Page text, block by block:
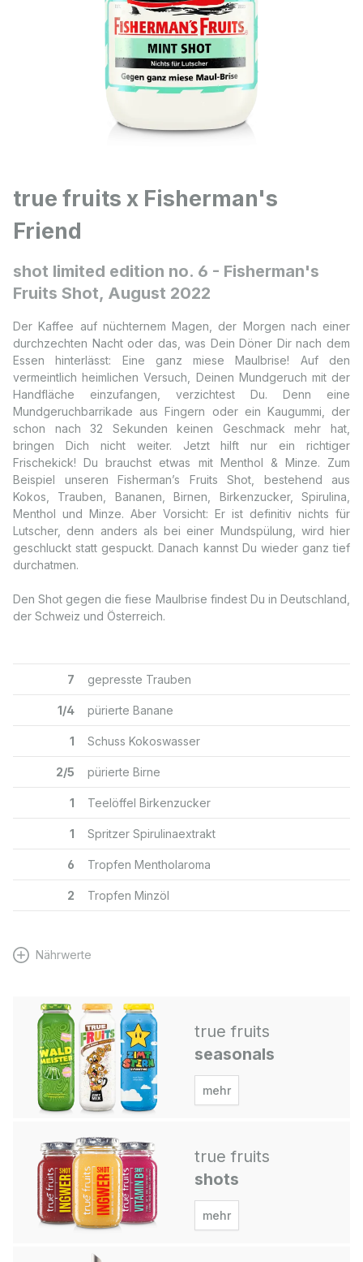
true fruits x Fisherman's
Friend
shot limited edition no. 6 - Fisherman's
Fruits Shot, August 2022
Der Kaffee auf nüchternem Magen, der Morgen nach einer
durchzechten Nacht oder das, was Dein Döner Dir nach dem
Essen hinterlässt: Eine ganz miese Maulbrise! Auf den
vermeintlich heimlichen Versuch, Deinen Mundgeruch mit der
Handfläche einzufangen, verzichtest Du. Denn eine
Mundgeruchbarrikade aus Fingern oder ein Kaugummi, der
schon nach 32 Sekunden keinen Geschmack mehr hat,
bringen Dich nicht weiter. Jetzt hilft nur ein richtiger
Frischekick! Du brauchst etwas mit Menthol & Minze. Zum
Beispiel unseren Fisherman’s Fruits Shot, bestehend aus
Kokos, Trauben, Bananen, Birnen, Birkenzucker, Spirulina,
Menthol und Minze. Aber Vorsicht: Er ist definitiv nichts für
Lutscher, denn anders als bei einer Mundspülung, wird hier
geschluckt statt gespuckt. Danach kannst Du wieder ganz tief
durchatmen.
Den Shot gegen die fiese Maulbrise findest Du in Deutschland,
der Schweiz und Österreich.
7 gepresste Trauben
1/4 pürierte Banane
1 Schuss Kokoswasser
2/5 pürierte Birne
1 Teelöffel Birkenzucker
1 Spritzer Spirulinaextrakt
6 Tropfen Mentholaroma
2 Tropfen Minzöl
Nährwerte
true fruits
seasonals
mehr
true fruits
shots
mehr